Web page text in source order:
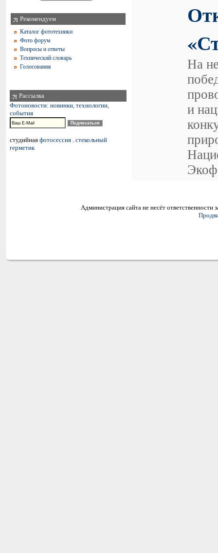
Рекомендуем
Каталог фототехники
Фото форум
Вопросы и ответы
Технический словарь
Голосования
Рассылка
Фотоновости: новинки, технологии,
события
студийная фотосессия . стекольный
герметик
На
и
Администрация сайта не несёт ответственности